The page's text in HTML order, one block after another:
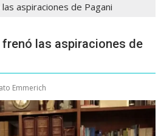
aspiraciones de Pagani
las aspiraciones de
Emmerich